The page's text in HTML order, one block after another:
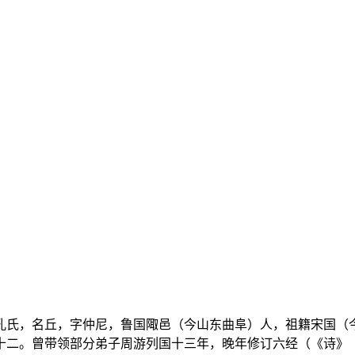
氏，名丘，字仲尼，鲁国陬邑（今山东曲阜）人，祖籍宋国
。曾带领部分弟子周游列国十三年，晚年修订六经（《诗